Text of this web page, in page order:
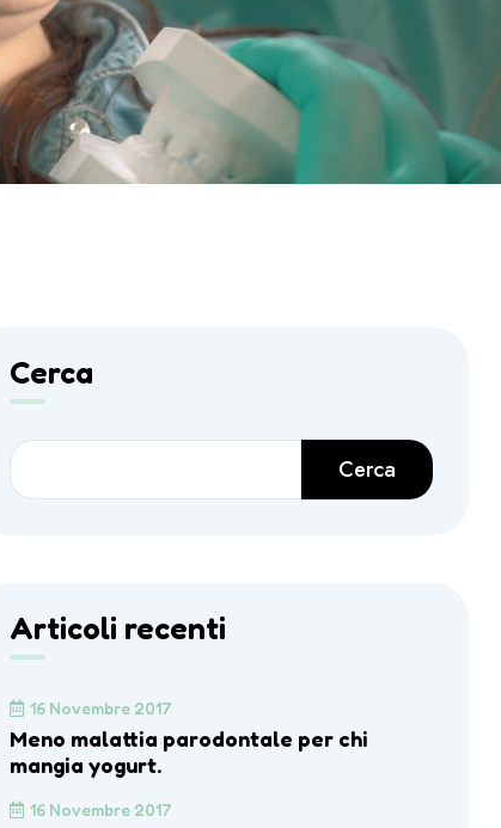
Cerca
Cerca
Articoli recenti
16 Novembre 2017
Meno malattia parodontale per chi
mangia yogurt.
16 Novembre 2017